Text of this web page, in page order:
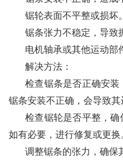
锯轮表面不平整或损坏。
锯条张力不稳定，导致
电机轴承或其他运动部
解决方法：
检查锯条是否正确安
锯条安装不正确，会导致其
检查锯轮是否平整，确
如有必要，进行修复或更换
调整锯条的张力，确保